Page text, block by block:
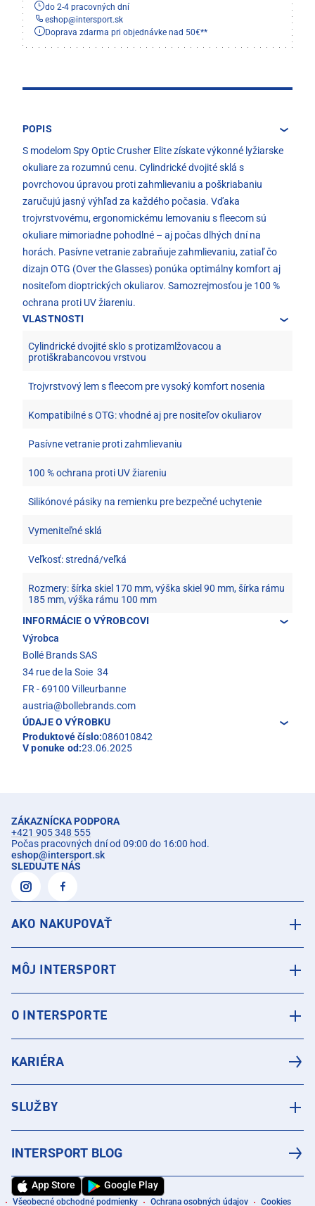
do 2-4 pracovných dní
eshop@intersport.sk
Doprava zdarma pri objednávke nad 50€**
POPIS
S modelom Spy Optic Crusher Elite získate výkonné lyžiarske
okuliare za rozumnú cenu. Cylindrické dvojité sklá s
povrchovou úpravou proti zahmlievaniu a poškriabaniu
zaručujú jasný výhľad za každého počasia. Vďaka
trojvrstvovému, ergonomickému lemovaniu s fleecom sú
okuliare mimoriadne pohodlné – aj počas dlhých dní na
horách. Pasívne vetranie zabraňuje zahmlievaniu, zatiaľ čo
dizajn OTG (Over the Glasses) ponúka optimálny komfort aj
nositeľom dioptrických okuliarov. Samozrejmosťou je 100 %
ochrana proti UV žiareniu.
VLASTNOSTI
Cylindrické dvojité sklo s protizamlžovacou a
protiškrabancovou vrstvou
Trojvrstvový lem s fleecom pre vysoký komfort nosenia
Kompatibilné s OTG: vhodné aj pre nositeľov okuliarov
Pasívne vetranie proti zahmlievaniu
100 % ochrana proti UV žiareniu
Silikónové pásiky na remienku pre bezpečné uchytenie
Vymeniteľné sklá
Veľkosť: stredná/veľká
Rozmery: šírka skiel 170 mm, výška skiel 90 mm, šírka rámu
185 mm, výška rámu 100 mm
INFORMÁCIE O VÝROBCOVI
Výrobca
Bollé Brands SAS
34 rue de la Soie 34
FR - 69100 Villeurbanne
austria@bollebrands.com
ÚDAJE O VÝROBKU
Produktové číslo:086010842
V ponuke od:23.06.2025
ZÁKAZNÍCKA PODPORA
+421 905 348 555
Počas pracovných dní od 09:00 do 16:00 hod.
eshop@intersport.sk
SLEDUJTE NÁS
AKO NAKUPOVAŤ
MÔJ INTERSPORT
O INTERSPORTE
KARIÉRA
SLUŽBY
INTERSPORT BLOG
App Store Google Play
Všeobecné obchodné podmienky Ochrana osobných údajov Cookies